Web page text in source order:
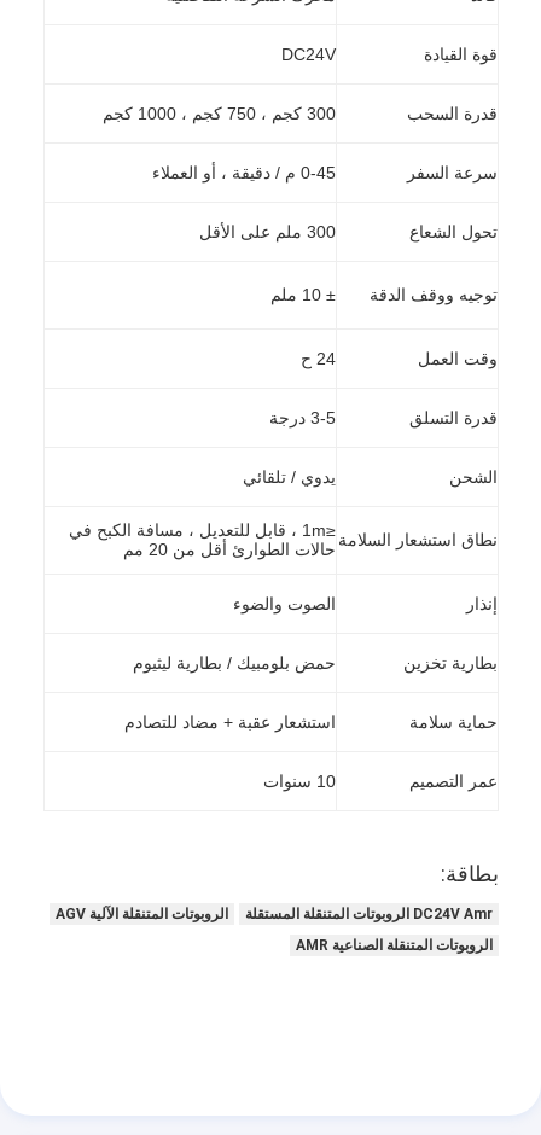
قوة القيادة DC24V
قدرة السحب 300 كجم ، 750 كجم ، 1000 كجم
سرعة السفر 0-45 م / دقيقة ، أو العملاء
تحول الشعاع 300 ملم على الأقل
توجيه ووقف الدقة ± 10 ملم
وقت العمل 24 ح
قدرة التسلق 3-5 درجة
الشحن يدوي / تلقائي
نطاق استشعار السلامة
≤1m ، قابل للتعديل ، مسافة الكبح في
حالات الطوارئ أقل من 20 مم
إنذار الصوت والضوء
بطارية تخزين حمض بلومبيك / بطارية ليثيوم
حماية سلامة استشعار عقبة + مضاد للتصادم
عمر التصميم 10 سنوات
بطاقة:
DC24V Amr الروبوتات المتنقلة المستقلة
الروبوتات المتنقلة الآلية AGV
الروبوتات المتنقلة الصناعية AMR